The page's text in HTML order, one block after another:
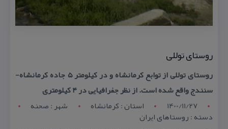
روستای توللی
روستای توللی از توابع كرمانشاه و در كیلومتر ۵ جاده كرمانشاه-
سنندج واقع شده است. از نظر جفرافیایی در ۴ كیلومتری
1400/11/27
استان : کرمانشاه شهر : صحنه
دسته : روستاهای ایران